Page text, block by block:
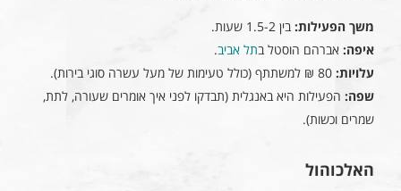
משך הפעילות: בין 1.5-2 שעות.
איפה: אברהם הוסטל בתל אביב.
עלויות:
שפה: הפעילות היא באנגלית (תבדקו לפני איך אומרים שעורה, לתת,
שמרים וכשות).
האלכוהול